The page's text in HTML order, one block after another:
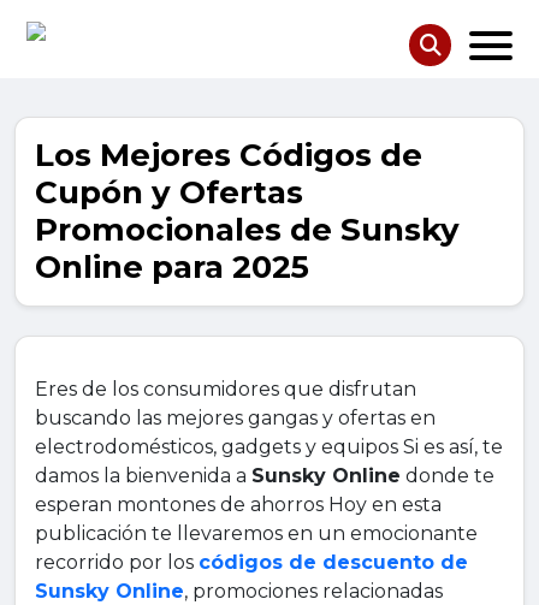
Los Mejores Códigos de
Cupón y Ofertas
Promocionales de Sunsky
Online para 2025
Eres de los consumidores que disfrutan
buscando las mejores gangas y ofertas en
electrodomésticos, gadgets y equipos Si es así, te
damos la bienvenida a Sunsky Online donde te
esperan montones de ahorros Hoy en esta
publicación te llevaremos en un emocionante
recorrido por los códigos de descuento de
Sunsky Online, promociones relacionadas